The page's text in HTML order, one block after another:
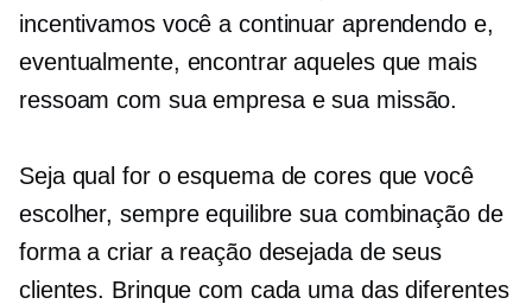
incentivamos você a continuar aprendendo e,
eventualmente, encontrar aqueles que mais
ressoam com sua empresa e sua missão.
Seja qual for o esquema de cores que você
escolher, sempre equilibre sua combinação de
forma a criar a reação desejada de seus
clientes. Brinque com cada uma das diferentes